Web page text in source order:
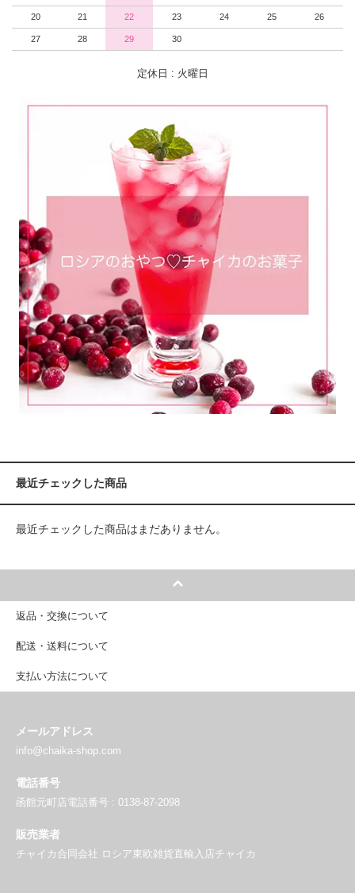
20 21 22 23 24 25 26
27 28 29 30
定休日 : 火曜日
最近チェックした商品
最近チェックした商品はまだありません。
返品・交換について
配送・送料について
支払い方法について
メールアドレス
info@chaika-shop.com
電話番号
函館元町店電話番号 : 0138-87-2098
販売業者
チャイカ合同会社 ロシア東欧雑貨直輸入店チャイカ